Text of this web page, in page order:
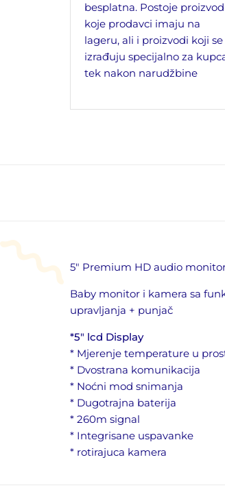
besplatna. Postoje
koje prodavci imaju na
lageru, ali i proizvodi koji se
izrađuju specijalno za
tek nakon narudžbine
5″ Premium HD audio
Baby monitor i kamera sa
upravljanja + punjač
*5″ lcd Display
* Mjerenje temperature u
* Dvostrana komunikacija
* Noćni mod snimanja
* Dugotrajna baterija
* 260m signal
* Integrisane uspavanke
* rotirajuca kamera